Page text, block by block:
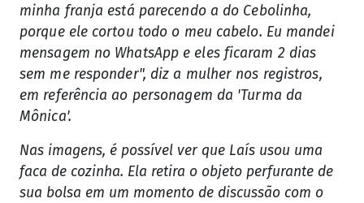
minha franja está parecendo a do Cebolinha,
porque ele cortou todo o meu cabelo. Eu mandei
mensagem no WhatsApp e eles ficaram 2 dias
sem me responder", diz a mulher nos registros,
em referência ao personagem da 'Turma da
Mônica'.
Nas imagens, é possível ver que Laís usou uma
faca de cozinha. Ela retira o objeto perfurante de
sua bolsa em um momento de discussão com o